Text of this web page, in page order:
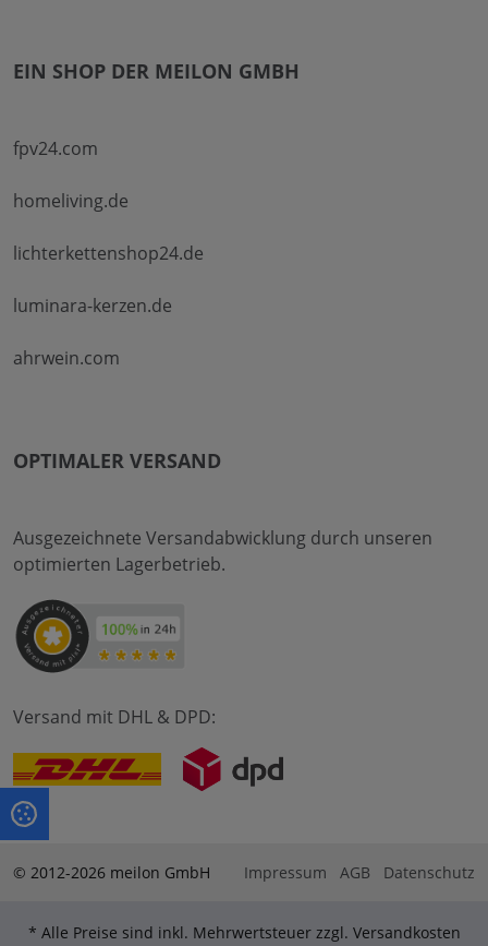
EIN SHOP DER MEILON GMBH
fpv24.com
homeliving.de
lichterkettenshop24.de
luminara-kerzen.de
ahrwein.com
OPTIMALER VERSAND
Ausgezeichnete Versandabwicklung durch unseren
optimierten Lagerbetrieb.
Versand mit DHL & DPD:
© 2012-2026 meilon GmbH Impressum AGB Datenschutz
* Alle Preise sind inkl. Mehrwertsteuer zzgl. Versandkosten